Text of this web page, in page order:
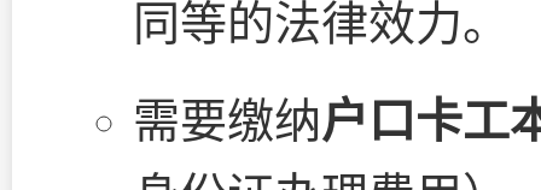
同等的法律效力。
需要缴纳户口卡工